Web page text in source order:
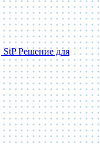
StP Решение для